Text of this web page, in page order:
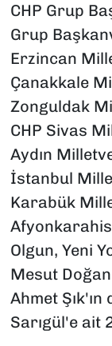
CHP Grup
Grup
Erzincan
Çanakkale
Zonguldak
CHP Sivas
Aydın
İstanbul
Karabük
Olgun, Yeni
Mesut
Ahmet
Sarıgül'e ait